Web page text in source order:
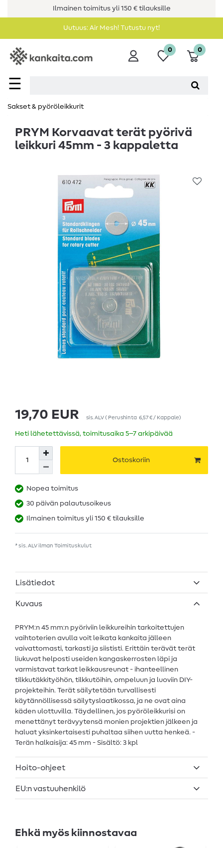
Ilmainen toimitus yli 150 € tilauksille
Uutuus: Air Mesh! Tutustu nyt!
☰
0 0
Sakset & pyöröleikkurit
PRYM Korvaavat terät pyörivä
leikkuri 45mm - 3 kappaletta
19,70 EUR sis. ALV( Perushinta 6,57 € / Kappale)
Heti lähetettävissä, toimitusaika 5–7 arkipäivää
Ostoskoriin
Nopea toimitus
30 päivän palautusoikeus
Ilmainen toimitus yli 150 € tilauksille
* sis. ALV ilman Toimituskulut
Lisätiedot
Kuvaus
PRYM:n 45 mm:n pyöriviin leikkureihin tarkoitettujen
vaihtoterien avulla voit leikata kankaita jälleen
vaivattomasti, tarkasti ja siististi. Erittäin terävät terät
liukuvat helposti useiden kangaskerrosten läpi ja
varmistavat tarkat leikkausreunat - ihanteellinen
tilkkutäkkityöhön, tilkkutöihin, ompeluun ja luoviin DIY-
projekteihin. Terät säilytetään turvallisesti
käytännöllisessä säilytyslaatikossa, ja ne ovat aina
käden ulottuvilla. Täydellinen, jos pyöröleikkurisi on
menettänyt terävyytensä monien projektien jälkeen ja
haluat yksinkertaisesti puhaltaa siihen uutta henkeä. -
Terän halkaisija: 45 mm - Sisältö: 3 kpl
Hoito-ohjeet
EU:n vastuuhenkilö
Ehkä myös kiinnostavaa